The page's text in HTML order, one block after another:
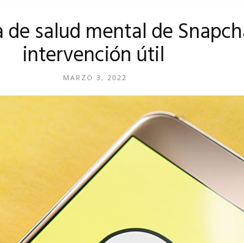
salud mental de
intervención útil
MARZO 3, 2022